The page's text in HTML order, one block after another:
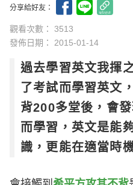
分享給好友：
觀看次數： 3513
發佈日期： 2015-01-14
過去學習英文我揮
了考試而學習英文
背200多堂後，會
而學習，英文是能
識，更能在適當時